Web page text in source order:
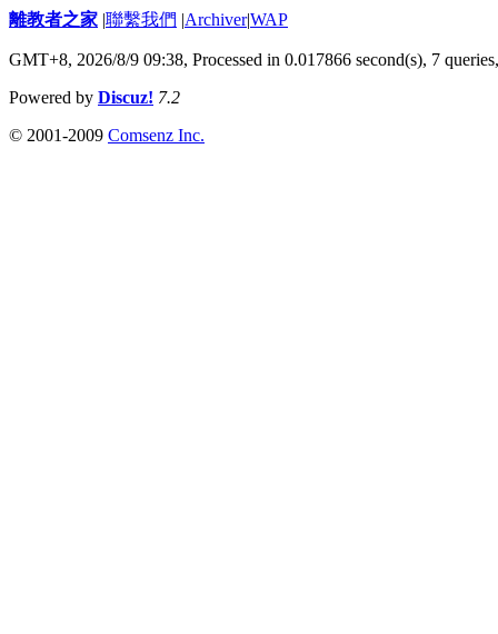
離教者之家 |聯繫我們 |Archiver|WAP
GMT+8, 2026/8/9 09:38, Processed in 0.017866 second(s), 7
Powered by Discuz! 7.2
© 2001-2009 Comsenz Inc.